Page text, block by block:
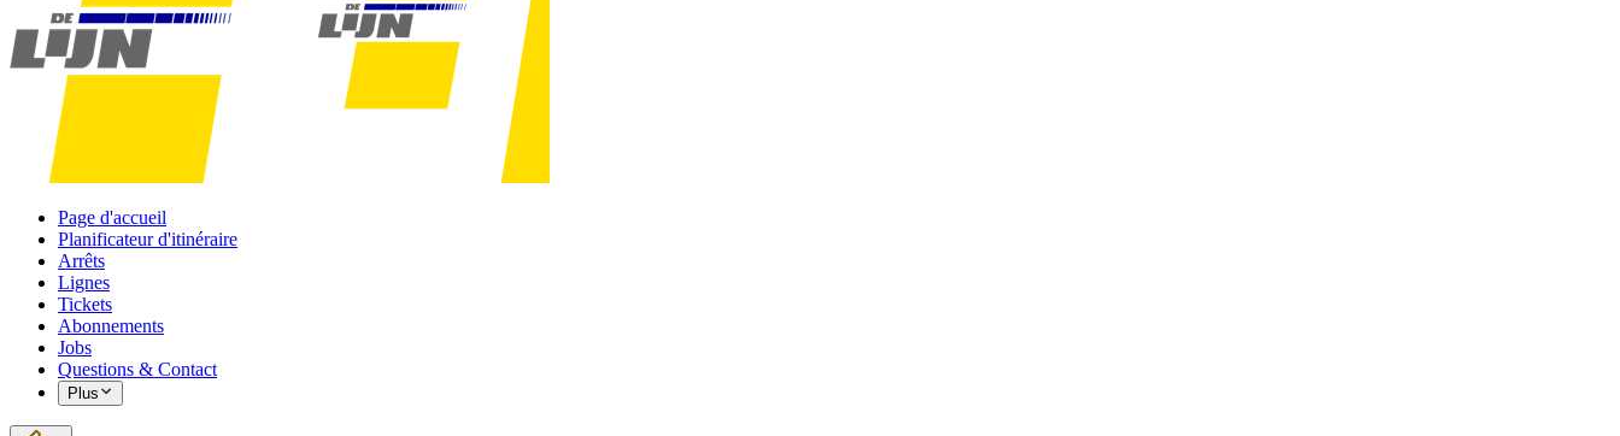
Page d'accueil
Planificateur d'itinéraire
Arrêts
Lignes
Tickets
Abonnements
Jobs
Questions & Contact
Plus